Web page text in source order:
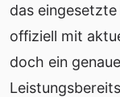
das
offiziell mit
doch ein